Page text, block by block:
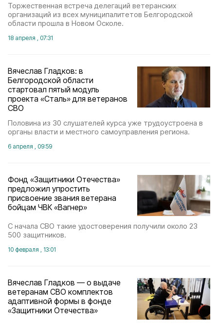
Торжественная встреча делегаций ветеранских
организаций из всех муниципалитетов Белгородской
области прошла в Новом Осколе.
18 апреля , 07:31
Вячеслав Гладков: в
Белгородской области
стартовал пятый модуль
проекта «Сталь» для ветеранов
СВО
Половина из 30 слушателей курса уже трудоустроена в
органы власти и местного самоуправления региона.
6 апреля , 09:59
Фонд «Защитники Отечества»
предложил упростить
присвоение звания ветерана
бойцам ЧВК «Вагнер»
С начала СВО такие удостоверения получили около 23
500 защитников.
10 февраля , 13:01
Вячеслав Гладков — о выдаче
ветеранам СВО комплектов
адаптивной формы в фонде
«Защитники Отечества»